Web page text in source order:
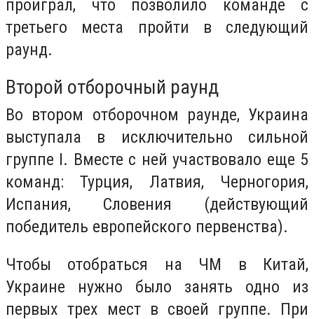
проиграл, что позволило команде с
третьего места пройти в следующий
раунд.
Второй отборочный раунд
Во втором отборочном раунде, Украина
выступала в исключительно сильной
группе I. Вместе с ней участвовало еще 5
команд: Турция, Латвия, Черногория,
Испания, Словения (действующий
победитель европейского первенства).
Чтобы отобраться на ЧМ в Китай,
Украине нужно было занять одно из
первых трех мест в своей группе. При